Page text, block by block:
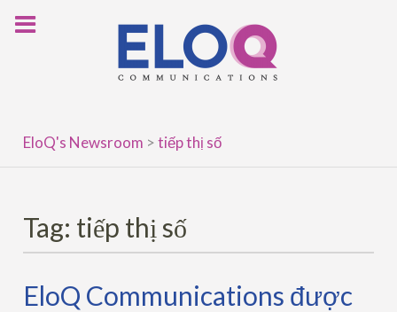
EloQ's Newsroom >tiếp thị số
Tag: tiếp thị số
EloQ Communications được